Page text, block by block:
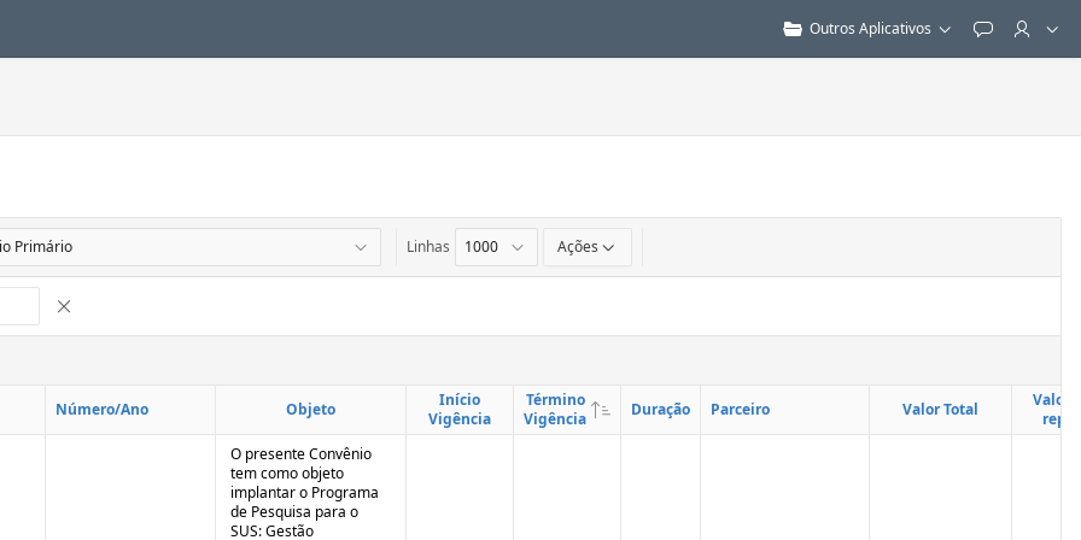
Outros Aplicativos Feedback
Linhas Ações
Remover Interrupção de Controle
Número/Ano Objeto
Início
Vigência
Término
Vigência
Duração Parceiro Valor Total
Valor
O presente Convênio
tem como objeto
implantar o Programa
de Pesquisa para o
SUS: Gestão